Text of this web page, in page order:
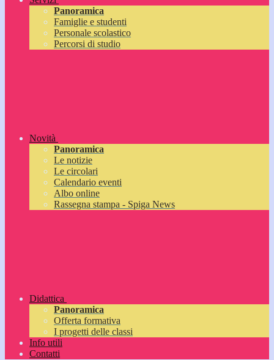
Panoramica
Famiglie e studenti
Personale scolastico
Percorsi di studio
Novità
Panoramica
Le notizie
Le circolari
Calendario eventi
Albo online
Rassegna stampa - Spiga News
Didattica
Panoramica
Offerta formativa
I progetti delle classi
Info utili
Contatti